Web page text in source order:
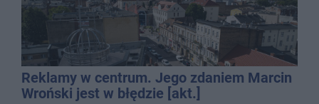
Reklamy w centrum. Jego zdaniem Marcin
Wroński jest w błędzie [akt.]